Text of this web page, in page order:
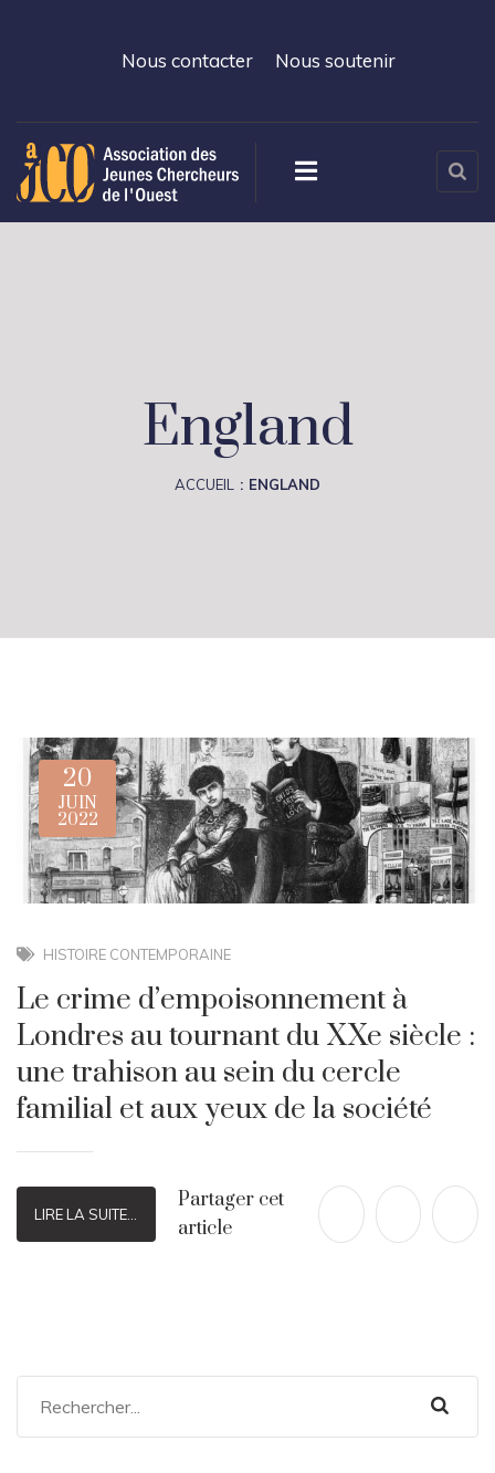
Nous contacter Nous soutenir
England
ACCUEIL ENGLAND
20
JUIN
2022
HISTOIRE CONTEMPORAINE
Le crime d’empoisonnement à
Londres au tournant du XXe siècle :
une trahison au sein du cercle
familial et aux yeux de la société
LIRE LA SUITE...
Partager cet
article